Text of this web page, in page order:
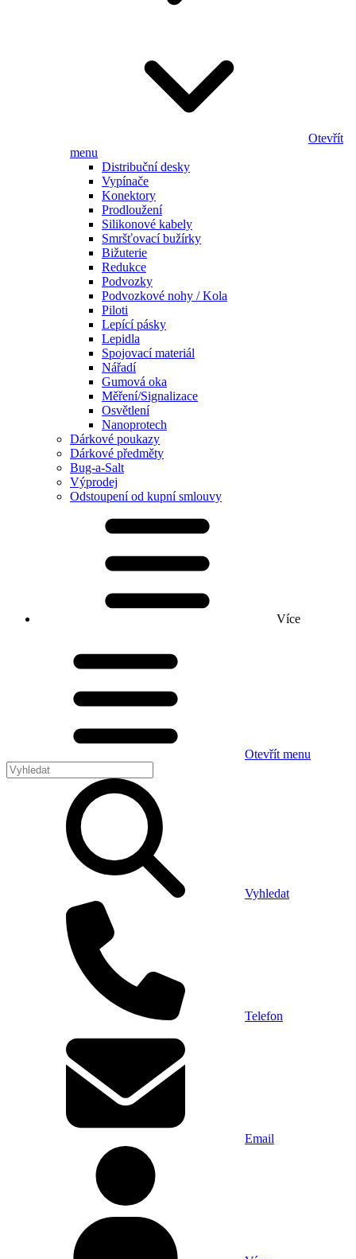
Otevřít
menu
Distribuční desky
Vypínače
Konektory
Prodloužení
Silikonové kabely
Smršťovací bužírky
Bižuterie
Redukce
Podvozky
Podvozkové nohy / Kola
Piloti
Lepící pásky
Lepidla
Spojovací materiál
Nářadí
Gumová oka
Měření/Signalizace
Osvětlení
Nanoprotech
Dárkové poukazy
Dárkové předměty
Bug-a-Salt
Výprodej
Odstoupení od kupní smlouvy
Více
Otevřít menu
Vyhledat
Telefon
Email